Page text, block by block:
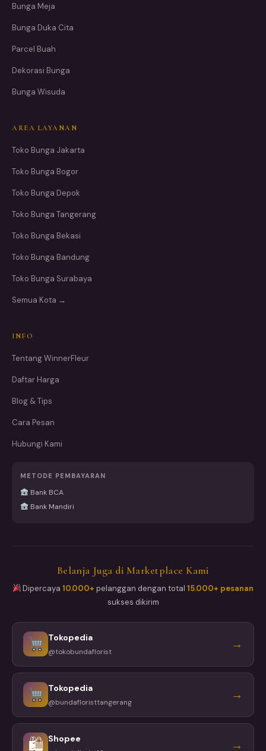
Bunga Meja
Bunga Duka Cita
Parcel Buah
Dekorasi Bunga
Bunga Wisuda
AREA LAYANAN
Toko Bunga Jakarta
Toko Bunga Bogor
Toko Bunga Depok
Toko Bunga Tangerang
Toko Bunga Bekasi
Toko Bunga Bandung
Toko Bunga Surabaya
Semua Kota →
INFO
Tentang WinnerFleur
Daftar Harga
Blog & Tips
Cara Pesan
Hubungi Kami
METODE PEMBAYARAN
Bank BCA
Bank Mandiri
Belanja Juga di Marketplace Kami
Dipercaya10.000+ pelanggan dengan total15.000+ pesanan
sukses dikirim
Tokopedia
@tokobundaflorist →
Tokopedia
@bundafloristtangerang →
🛍 Shopee →